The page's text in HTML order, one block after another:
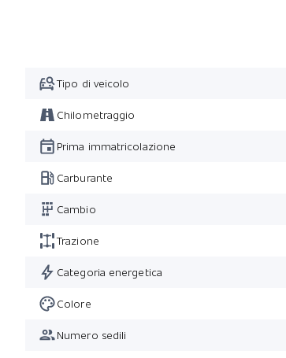
Tipo di veicolo
Chilometraggio
Prima immatricolazione
Carburante
Cambio
Trazione
Categoria energetica
Colore
Numero sedili